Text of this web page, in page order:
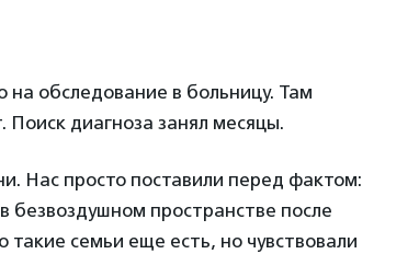
на обследование в больницу. Там
Поиск диагноза занял месяцы.
Нас просто поставили перед фактом:
пространстве после
семьи еще есть, но чувствовали